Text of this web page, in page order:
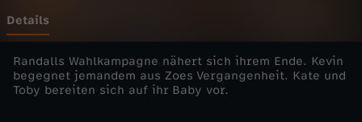
i
s
t
Details
Randalls Wahlkampagne nähert sich ihrem Ende. Kevin
begegnet jemandem aus Zoes Vergangenheit. Kate und
Toby bereiten sich auf ihr Baby vor.